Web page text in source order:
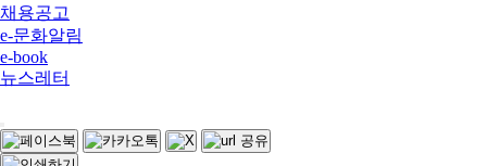
채용공고
e-문화알림
e-book
뉴스레터